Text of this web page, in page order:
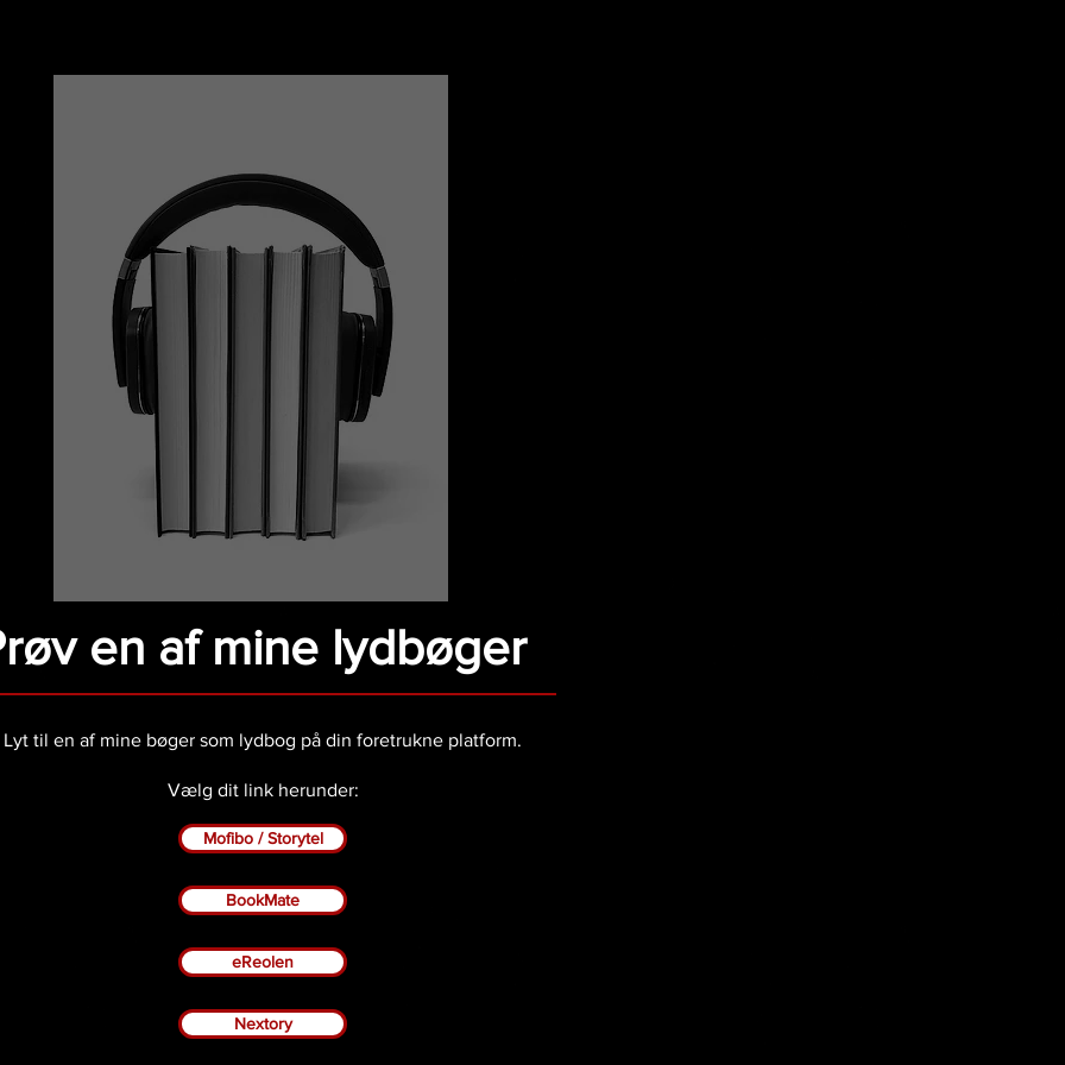
en af mine lydbøger
Lyt til en af mine bøger som lydbog på din foretrukne platform.
Vælg dit link herunder:
Mofibo / Storytel
BookMate
eReolen
Nextory